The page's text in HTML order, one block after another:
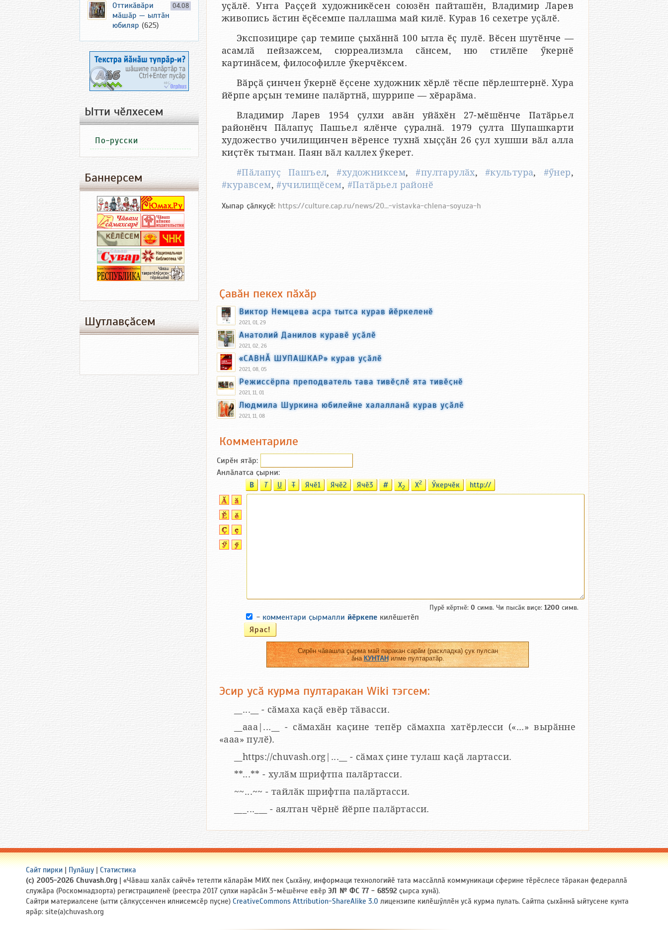
уҫӑлӗ. Унта Раҫҫей художникӗсен союзӗн пайташӗн, Владимир Ларев
живопись ӑстин ӗҫӗсемпе паллашма май килӗ. Курав 16 сехетре уҫӑлӗ.
Экспозицире ҫар темипе ҫыхӑннӑ 100 ытла ӗҫ пулӗ. Вӗсен шутӗнче —
асамлӑ пейзажсем, сюрреализмла сӑнсем, ню стилӗпе ӳкернӗ
картинӑсем, философилле ӳкерчӗксем.
Вӑрҫӑ ҫинчен ӳкернӗ ӗҫсене художник хӗрлӗ тӗспе пӗрлештернӗ. Хура
йӗрпе арҫын темине палӑртнӑ, шуррипе — хӗрарӑма.
Владимир Ларев 1954 ҫулхи авӑн уйӑхӗн 27-мӗшӗнче Патӑрьел
районӗнч Пӑлапуҫ Пашьел ялӗнче ҫуралнӑ. 1979 ҫулта Шупашкарти
художество училищинчен вӗренсе тухнӑ хыҫҫӑн 26 ҫул хушши вӑл алла
киҫтӗк тытман. Паян вӑл каллех ӳкерет.
#Пӑлапуҫ Пашъел,#художниксем,#пултарулӑх, #культура, #ӳнер,
#куравсем,#училищӗсем, #Патӑрьел районӗ
Хыпар ҫӑлкуҫӗ: https://culture.cap.ru/news/20...-vistavka-chlena-soyuza-h
Ҫавӑн пекех пӑхӑр
Виктор Немцева асра тытса курав йӗркеленӗ
2021, 01, 29
Анатолий Данилов куравӗ уҫӑлӗ
2021, 02, 26
«САВНӐ ШУПАШКАР» курав уҫӑлӗ
2021, 08, 05
Режиссёрпа преподватель тава тивӗҫлӗ ята тивӗҫнӗ
2021, 11, 01
Людмила Шуркина юбилейне халалланӑ курав уҫӑлӗ
2021, 11, 08
Комментариле
Сирӗн ятӑp:
Анлӑлатса ҫырни:
B T U T Ячӗ1 Ячӗ2 Ячӗ3 # X2 X2 Ӳкерчӗк http://
Пурӗ кӗртнӗ: 0 симв. Чи пысӑк виҫе: 1200 симв.
- комментари ҫырмалли йӗркепе килӗшетӗп
Сирӗн чӑвашла ҫырма май паракан сарӑм (раскладка) ҫук пулсан
ӑнаКУНТАНилме пултаратӑр.
Эсир усӑ курма пултаракан Wiki тэгсем:
__...__ - сӑмаха каҫӑ евӗр тӑвасси.
__aaa|...__ - сӑмахӑн каҫине тепӗр сӑмахпа хатӗрлесси («...» вырӑнне
«ааа» пулӗ).
__https://chuvash.org|...__ - сӑмах ҫине тулаш каҫӑ лартасси.
**...** - хулӑм шрифтпа палӑртасси.
~~...~~ - тайлӑк шрифтпа палӑртасси.
___...___ - аялтан чӗрнӗ йӗрпе палӑртасси.
04.08
Оттикӑвӑри
мӑшӑр — ылтӑн
юбиляр (625)
Ытти чӗлхесем
По-русски
Баннерсем
Шутлавҫӑсем
Сайт пирки | Пулӑшу | Статистика
(c) 2005-2026 Chuvash.Org | «Чӑваш халӑх сайчӗ» тетелти кӑларӑм МИХ пек Ҫыхӑну, информаци технологийӗ тата массӑллӑ коммуникаци сферине тӗрӗслесе тӑракан федераллӑ
служӑра (Роскомнадзорта) регистрациленӗ (реестра 2017 ҫулхи нарӑсӑн 3-мӗшӗнче евӗр ЭЛ № ФС 77 - 68592 ҫырса хунӑ).
Сайтри материалсене (ытти ҫӑлкуҫсенчен илнисемсӗр пуҫне) CreativeCommons Attribution-ShareAlike 3.0 лицензипе килӗшӳллӗн усӑ курма пулать. Сайтпа ҫыхӑннӑ ыйтусене кунта
ярӑр: site(a)chuvash.org